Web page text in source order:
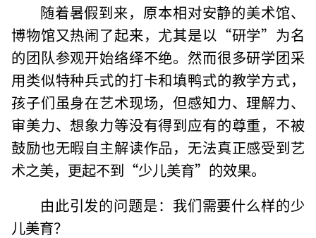
随着暑假到来，原本相对安静的美术馆、
博物馆又热闹了起来，尤其是以“研学”为名
的团队参观开始络绎不绝。然而很多研学团采
用类似特种兵式的打卡和填鸭式的教学方式，
孩子们虽身在艺术现场，但感知力、理解力、
审美力、想象力等没有得到应有的尊重，不被
鼓励也无暇自主解读作品，无法真正感受到艺
术之美，更起不到“少儿美育”的效果。
由此引发的问题是：我们需要什么样的少
儿美育？